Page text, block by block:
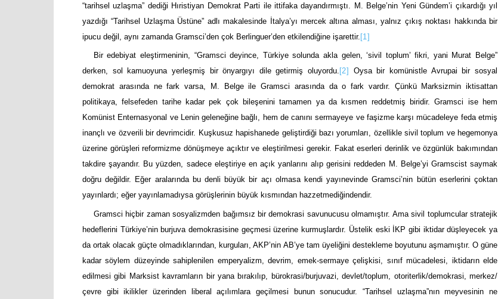
“tarihsel uzlaşma” dediği Hıristiyan Demokrat Parti ile ittifaka dayandırmıştı. M. Belge’nin Yeni Gündem’i çıkardığı yıl
yazdığı “Tarihsel Uzlaşma Üstüne” adlı makalesinde İtalya’yı mercek altına alması, yalnız çıkış noktası hakkında bir
ipucu değil, aynı zamanda Gramsci’den çok Berlinguer’den etkilendiğine işarettir. [1]
Bir edebiyat eleştirmeninin, “Gramsci deyince, Türkiye solunda akla gelen, ‘sivil toplum’ fikri, yani Murat Belge”
derken, sol kamuoyuna yerleşmiş bir önyargıyı dile getirmiş oluyordu. [2]
Oysa bir komünistle Avrupai bir sosyal
demokrat arasında ne fark varsa, M. Belge ile Gramsci arasında da o fark vardır. Çünkü Marksizmin iktisattan
politikaya, felsefeden tarihe kadar pek çok bileşenini tamamen ya da kısmen reddetmiş biridir. Gramsci ise hem
Komünist Enternasyonal ve Lenin geleneğine bağlı, hem de canını sermayeye ve faşizme karşı mücadeleye feda etmiş
inançlı ve özverili bir devrimcidir. Kuşkusuz hapishanede geliştirdiği bazı yorumları, özellikle sivil toplum ve hegemonya
üzerine görüşleri reformizme dönüşmeye açıktır ve eleştirilmesi gerekir. Fakat eserleri derinlik ve özgünlük bakımından
takdire şayandır. Bu yüzden, sadece eleştiriye en açık yanlarını alıp gerisini reddeden M. Belge’yi Gramscist saymak
doğru değildir. Eğer aralarında bu denli büyük bir açı olmasa kendi yayınevinde Gramsci’nin bütün eserlerini çoktan
yayınlardı; eğer yayınlamadıysa görüşlerinin büyük kısmından hazzetmediğindendir.
Gramsci hiçbir zaman sosyalizmden bağımsız bir demokrasi savunucusu olmamıştır. Ama sivil toplumcular stratejik
hedeflerini Türkiye’nin burjuva demokrasisine geçmesi üzerine kurmuşlardır. Üstelik eski İKP gibi iktidar düşleyecek ya
da ortak olacak güçte olmadıklarından, kurguları, AKP’nin AB’ye tam üyeliğini destekleme boyutunu aşmamıştır. O güne
kadar söylem düzeyinde sahiplenilen emperyalizm, devrim, emek-sermaye çelişkisi, sınıf mücadelesi, iktidarın elde
edilmesi gibi Marksist kavramların bir yana bırakılıp, bürokrasi/burjuvazi, devlet/toplum, otoriterlik/demokrasi, merkez/
çevre gibi ikilikler üzerinden liberal açılımlara geçilmesi bunun sonucudur. “Tarihsel uzlaşma”nın meyvesinin ne